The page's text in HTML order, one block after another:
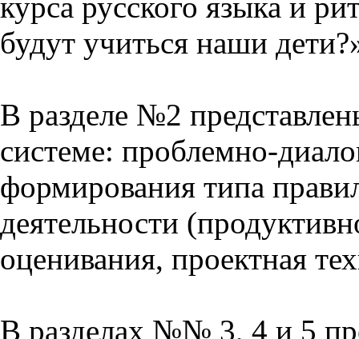
будут учиться наши
В разделе №2
системе: проблемно-
формирования типа
деятельности
оценивания, проектная
В разделах №№ 3, 4 и 5